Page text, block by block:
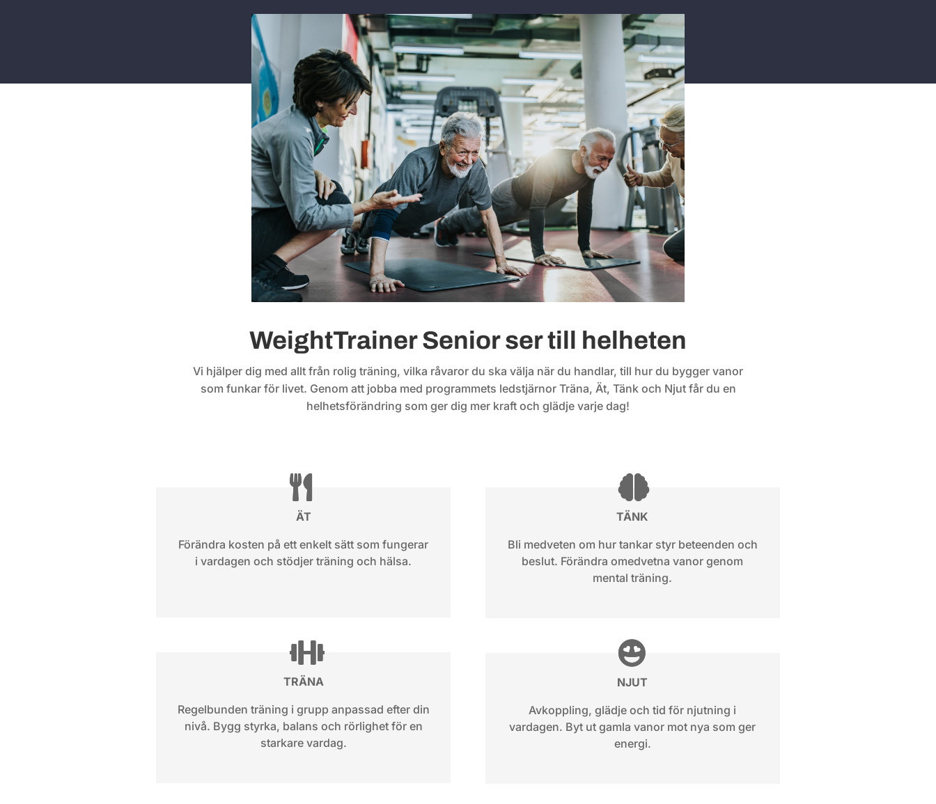
WeightTrainer Senior ser till helheten
Vi hjälper dig med allt från rolig träning, vilka råvaror du ska välja när du handlar, till hur du bygger vanor
som funkar för livet. Genom att jobba med programmets ledstjärnor Träna, Ät, Tänk och Njut får du en
helhetsförändring som ger dig mer kraft och glädje varje dag!
ÄT
Förändra kosten på ett enkelt sätt som fungerar
i vardagen och stödjer träning och hälsa.
TRÄNA
Regelbunden träning i grupp anpassad efter din
nivå. Bygg styrka, balans och rörlighet för en
starkare vardag.
TÄNK
Bli medveten om hur tankar styr beteenden och
beslut. Förändra omedvetna vanor genom
mental träning.
NJUT
Avkoppling, glädje och tid för njutning i
vardagen. Byt ut gamla vanor mot nya som ger
energi.